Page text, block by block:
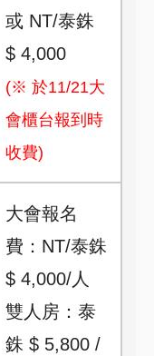
或 NT/泰銖
$ 4,000
(※ 於11/21大
會櫃台報到時
收費)
大會報名
費：NT/泰銖
$ 4,000/人
雙人房：泰
銖 $ 5,800 /